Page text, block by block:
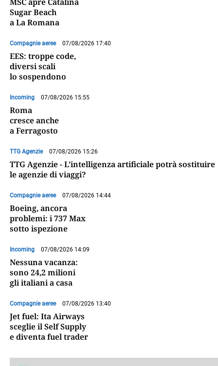
Sugar Beach
a La Romana
Compagnie aeree 07/08/2026 17:40
EES: troppe code,
diversi scali
lo sospendono
Incoming 07/08/2026 15:55
Roma
cresce anche
a Ferragosto
TTG Agenzie 07/08/2026 15:26
TTG Agenzie - L’intelligenza artificiale potrà sostituire
le agenzie di viaggi?
Compagnie aeree 07/08/2026 14:44
Boeing, ancora
problemi: i 737 Max
sotto ispezione
Incoming 07/08/2026 14:09
Nessuna vacanza:
sono 24,2 milioni
gli italiani a casa
Compagnie aeree 07/08/2026 13:40
Jet fuel: Ita Airways
sceglie il Self Supply
e diventa fuel trader